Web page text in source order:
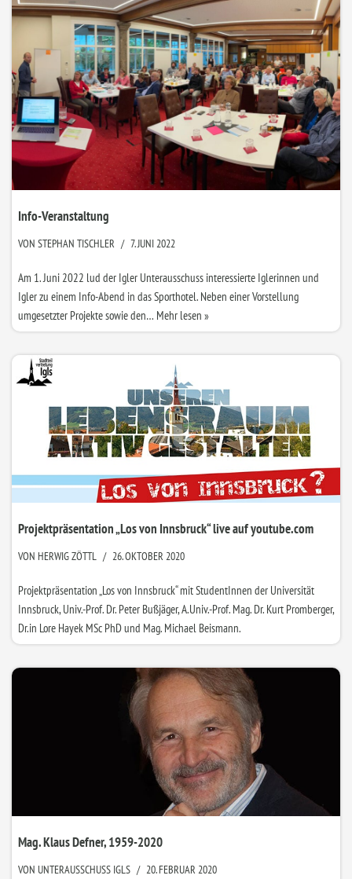
Info-Veranstaltung
VON STEPHAN TISCHLER 7. JUNI 2022
Am 1. Juni 2022 lud der Igler Unterausschuss interessierte Iglerinnen und
Igler zu einem Info-Abend in das Sporthotel. Neben einer Vorstellung
umgesetzter Projekte sowie den… Mehr lesen »
Projektpräsentation „Los von Innsbruck“ live auf youtube.com
VON HERWIG ZÖTTL 26. OKTOBER 2020
Projektpräsentation „Los von Innsbruck“ mit StudentInnen der Universität
Innsbruck, Univ.-Prof. Dr. Peter Bußjäger, A.Univ.-Prof. Mag. Dr. Kurt Promberger,
Dr.in Lore Hayek MSc PhD und Mag. Michael Beismann.
Mag. Klaus Defner, 1959-2020
VON UNTERAUSSCHUSS IGLS 20. FEBRUAR 2020